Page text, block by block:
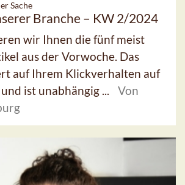
Sache
Branche – KW 2/2024
wir Ihnen die fünf meist
aus der Vorwoche. Das
auf Ihrem Klickverhalten auf
ist unabhängig ...
Von